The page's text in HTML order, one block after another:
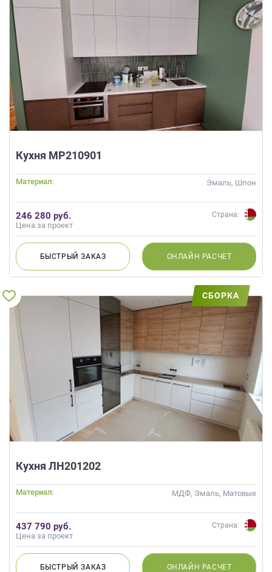
Кухня МР210901
Материал: Эмаль, Шпон
246 280 руб.
Цена за проект
Страна:
БЫСТРЫЙЗАКАЗ ОНЛАЙН РАСЧЕТ
СБОРКА
Кухня ЛН201202
Материал: МДФ, Эмаль, Матовые
437 790 руб.
Цена за проект
Страна:
БЫСТРЫЙЗАКАЗ ОНЛАЙН РАСЧЕТ